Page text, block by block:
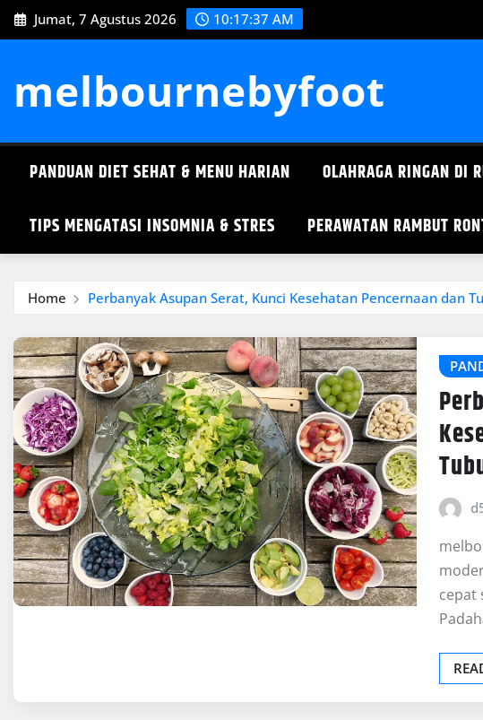
Skip
to
Jumat, 7 Agustus 2026 10:17:37 AM
melbournebyfoot
PANDUAN DIET SEHAT & MENU HARIAN OLAHRAGA RINGAN DI
TIPS MENGATASI INSOMNIA & STRES PERAWATAN RAMBUT
Home Perbanyak Asupan Serat, Kunci Kesehatan Pencernaan dan
cepat